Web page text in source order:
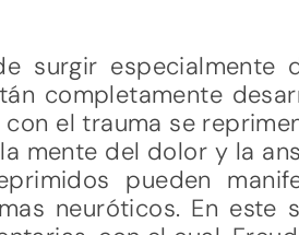
surgir especialmente
completamente
el trauma se
mente del dolor y la
pueden
neuróticos. En este